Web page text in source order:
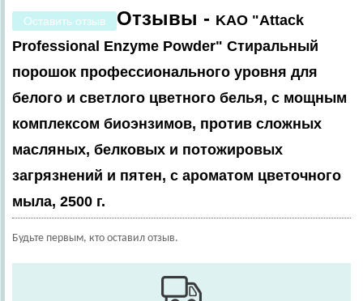
Оставить отзыв Отзывы - KAO "Attack
Professional Enzyme Powder" Стиральный
порошок профессионального уровня для
белого и светлого цветного белья, с мощным
комплексом биоэнзимов, против сложных
масляных, белковых и потожировых
загрязнений и пятен, с ароматом цветочного
мыла, 2500 г.
Будьте первым, кто оставил отзыв.